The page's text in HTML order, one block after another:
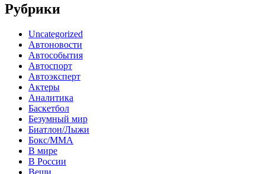
Рубрики
Uncategorized
Автоновости
Автособытия
Автоспорт
Автоэксперт
Актеры
Аналитика
Баскетбол
Безумный мир
Биатлон/Лыжи
Бокс/MMA
В мире
В России
Вещи